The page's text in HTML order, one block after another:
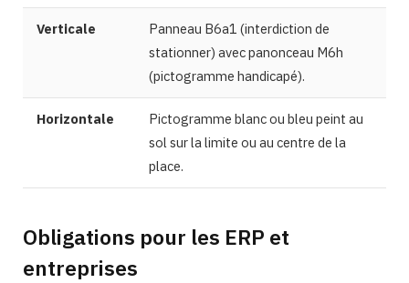
Verticale
Panneau B6a1 (interdiction de
stationner) avec panonceau M6h
(pictogramme handicapé).
Horizontale
Pictogramme blanc ou bleu peint au
sol sur la limite ou au centre de la
place.
Obligations pour les ERP et
entreprises